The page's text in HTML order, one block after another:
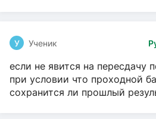
У Ученик
если не явится на пересдачу
при условии что проходной
сохранится ли прошлый